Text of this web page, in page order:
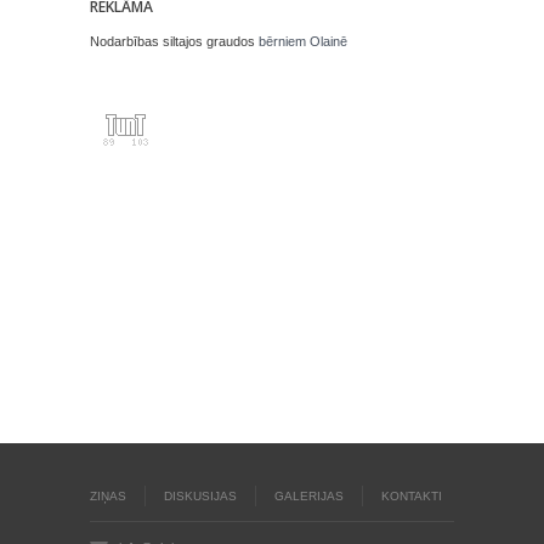
REKLĀMA
Nodarbības siltajos graudos bērniem Olainē
ZIŅAS DISKUSIJAS GALERIJAS KONTAKTI